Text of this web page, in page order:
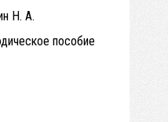
Н. А.
пособие